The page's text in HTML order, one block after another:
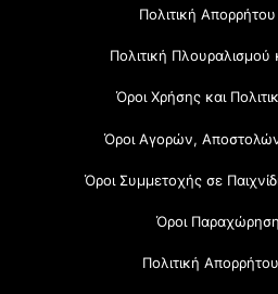
Πολιτική
Πολιτική Πλουραλισμού
Όροι Χρήσης και
Όροι Αγορών,
Όροι Συμμετοχής σε
Όροι
Πολιτική